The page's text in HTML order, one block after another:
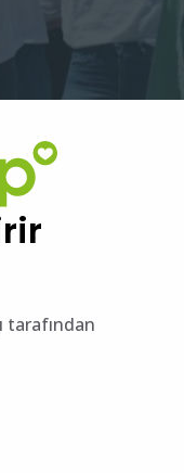
tarafından